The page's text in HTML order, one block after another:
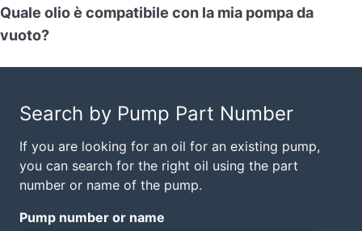
Quale olio è compatibile con la mia pompa da
vuoto?